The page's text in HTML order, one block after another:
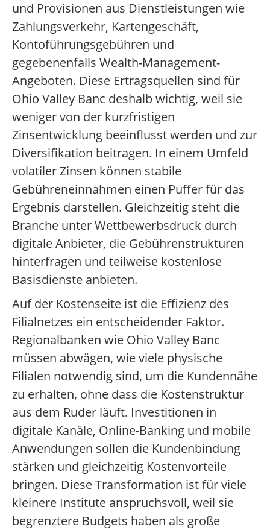
und Provisionen aus Dienstleistungen wie
Zahlungsverkehr, Kartengeschäft,
Kontoführungsgebühren und
gegebenenfalls Wealth-Management-
Angeboten. Diese Ertragsquellen sind für
Ohio Valley Banc deshalb wichtig, weil sie
weniger von der kurzfristigen
Zinsentwicklung beeinflusst werden und zur
Diversifikation beitragen. In einem Umfeld
volatiler Zinsen können stabile
Gebühreneinnahmen einen Puffer für das
Ergebnis darstellen. Gleichzeitig steht die
Branche unter Wettbewerbsdruck durch
digitale Anbieter, die Gebührenstrukturen
hinterfragen und teilweise kostenlose
Basisdienste anbieten.
Auf der Kostenseite ist die Effizienz des
Filialnetzes ein entscheidender Faktor.
Regionalbanken wie Ohio Valley Banc
müssen abwägen, wie viele physische
Filialen notwendig sind, um die Kundennähe
zu erhalten, ohne dass die Kostenstruktur
aus dem Ruder läuft. Investitionen in
digitale Kanäle, Online-Banking und mobile
Anwendungen sollen die Kundenbindung
stärken und gleichzeitig Kostenvorteile
bringen. Diese Transformation ist für viele
kleinere Institute anspruchsvoll, weil sie
begrenztere Budgets haben als große